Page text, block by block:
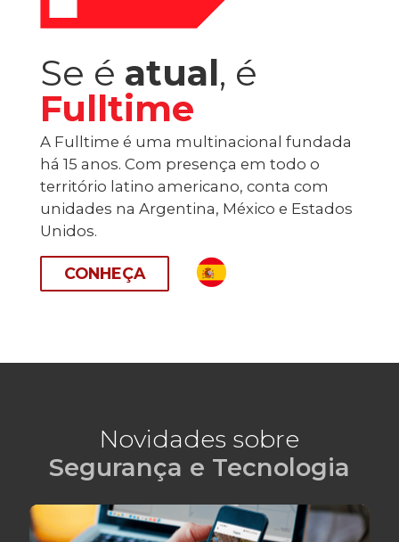
Se é atual, é
Fulltime
A Fulltime é uma multinacional fundada
há 15 anos. Com presença em todo o
território latino americano, conta com
unidades na Argentina, México e Estados
Unidos.
CONHEÇA
Novidades sobre
Segurança e Tecnologia